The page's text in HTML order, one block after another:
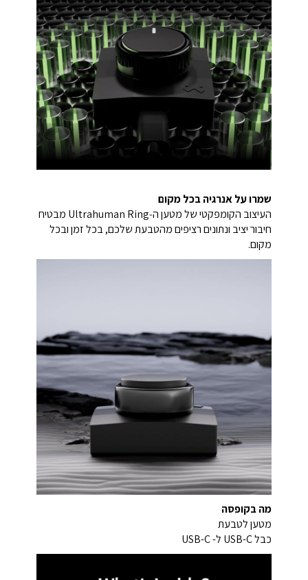
שמרו על אנרגיה בכל מקום
העיצוב הקומפקטי של מטען ה‑Ultrahuman Ring מבטיח
חיבור יציב ונתונים רציפים מהטבעת שלכם, בכל זמן ובכל
מקום.
מה בקופסה
מטען לטבעת
כבל USB-C ל- USB-C